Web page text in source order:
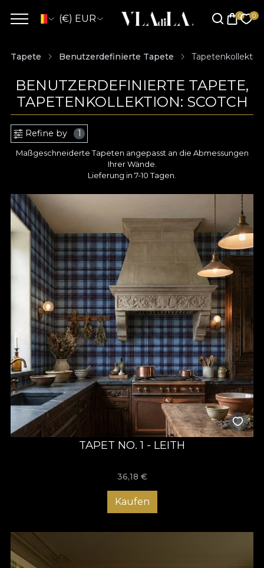
(€) EUR
Tapete Benutzerdefinierte Tapete
BENUTZERDEFINIERTE TAPETE,
TAPETENKOLLEKTION: SCOTCH
Refine by 1
Maßgeschneiderte Tapeten angepasst an die Abmessungen
Ihrer Wände.
Lieferung in 7-10 Tagen.
TAPET NO. 1 - LEITH
36,18 €
Kaufen